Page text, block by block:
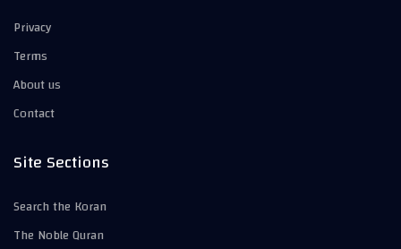
Privacy
Terms
About us
Contact
Site Sections
Search the Koran
The Noble Quran